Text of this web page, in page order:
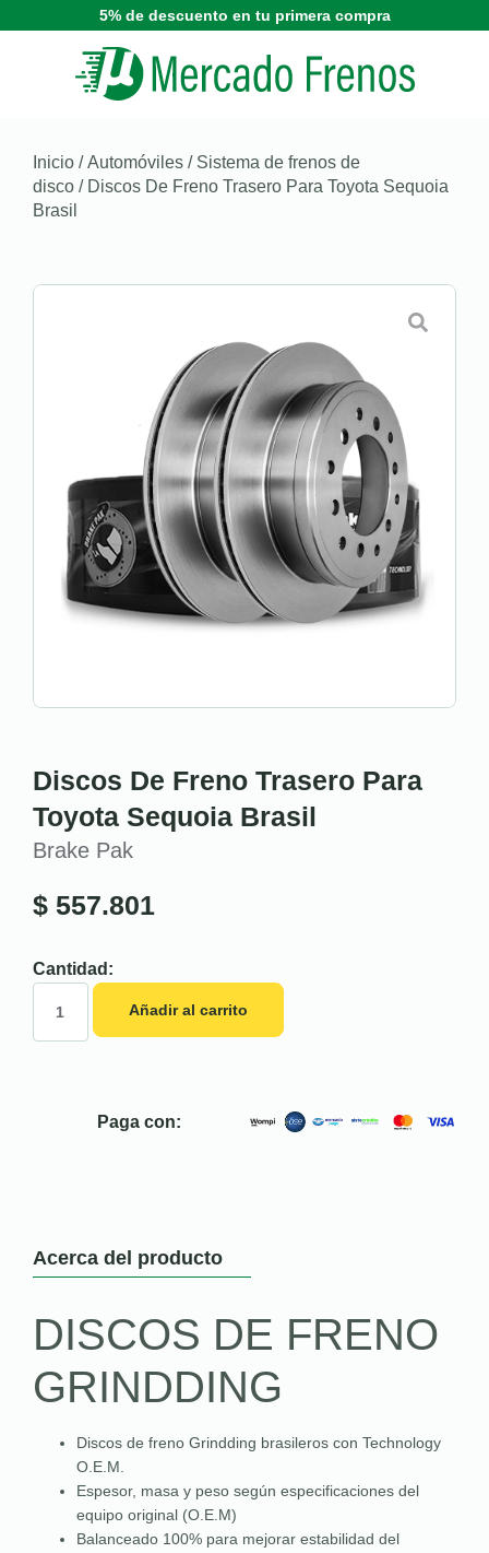
5% de descuento en tu primera compra
Inicio /Automóviles / Sistema de frenos de
disco / Discos De Freno Trasero Para Toyota Sequoia
Brasil
Discos De Freno Trasero Para
Toyota Sequoia Brasil
Brake Pak
$ 557.801
Cantidad:
Añadir al carrito
Paga con:
Acerca del producto
DISCOS DE FRENO
GRINDDING
Discos de freno Grindding brasileros con Technology
O.E.M.
Espesor, masa y peso según especificaciones del
equipo original (O.E.M)
Balanceado 100% para mejorar estabilidad del